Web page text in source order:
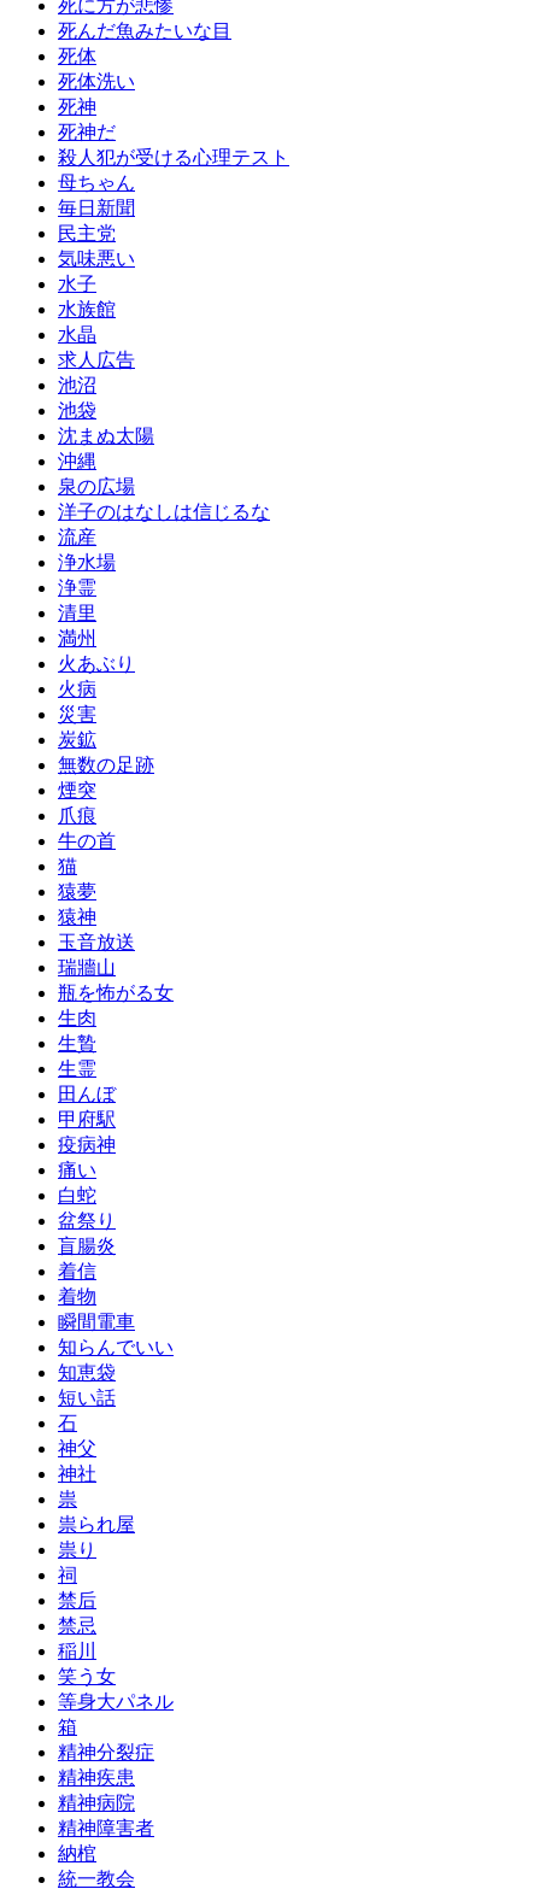
死に方が悲惨
死んだ魚みたいな目
死体
死体洗い
死神
死神だ
殺人犯が受ける心理テスト
母ちゃん
毎日新聞
民主党
気味悪い
水子
水族館
水晶
求人広告
池沼
池袋
沈まぬ太陽
沖縄
泉の広場
洋子のはなしは信じるな
流産
浄水場
浄霊
清里
満州
火あぶり
火病
災害
炭鉱
無数の足跡
煙突
爪痕
牛の首
猫
猿夢
猿神
玉音放送
瑞牆山
瓶を怖がる女
生肉
生贄
生霊
田んぼ
甲府駅
疫病神
痛い
白蛇
盆祭り
盲腸炎
着信
着物
瞬間電車
知らんでいい
知恵袋
短い話
石
神父
神社
祟
祟られ屋
祟り
祠
禁后
禁忌
稲川
笑う女
等身大パネル
箱
精神分裂症
精神疾患
精神病院
精神障害者
納棺
統一教会